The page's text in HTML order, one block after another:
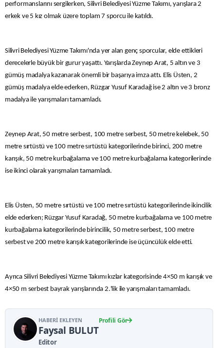
performanslarını sergilerken, Silivri Belediyesi Yüzme Takımı, yarışlara 2
erkek ve 5 kız olmak üzere toplam 7 sporcu ile katıldı.
Silivri Belediyesi Yüzme Takımı'nda yer alan genç sporcular, elde ettikleri
derecelerle büyük bir gurur yaşattı. Yarışlarda Zeynep Arat, 5 altın ve 3
gümüş madalya kazanarak önemli bir başarıya imza attı. Elis Üsten, 2
gümüş madalya elde ederken, Rüzgar Yusuf Karadağ ise 2 altın ve 3 bronz
madalya ile yarışmaları tamamladı.
Zeynep Arat, 50 metre serbest, 100 metre serbest, 50 metre kelebek, 50
metre sırtüstü ve 100 metre sırtüstü kategorilerinde birinci, 200 metre
karışık, 50 metre kurbağalama ve 100 metre kurbağalama kategorilerinde
ise ikinci olarak yarışmaları tamamladı.
Elis Üsten, 50 metre sırtüstü ve 100 metre sırtüstü kategorilerinde ikincilik
elde ederken; Rüzgar Yusuf Karadağ, 50 metre kurbağalama ve 100 metre
kurbağalama kategorilerinde birincilik, 50 metre serbest, 100 metre
serbest ve 200 metre karışık kategorilerinde ise üçüncülük elde etti.
Ayrıca Silivri Belediyesi Yüzme Takımı kızlar kategorisinde 4×50 m karışık ve
4×50 m serbest bayrak yarışlarında 2.'lik ile yarışmaları tamamladı.
HABERI EKLEYEN
Faysal BULUT
Editor
Profili Gör